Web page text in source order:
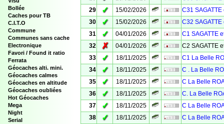
Bollée
Caches pour TB
C.I.T.O
Commune
Communes sans cache
Electronique
Favori / Found it ratio
Ferrata
Géocaches alti. mini.
Géocaches calmes
Géocaches en altitude
Géocaches oubliées
Hot Géocaches
Mega
Night
Serial
29
✓ 15/02/2026
C31 SAGATTE
30
✓ 15/02/2026
C32 SAGATTE
31
✓ 04/01/2026
C1 SAGATTE
32
✗ 04/01/2026
C2 SAGATTE
33
✓ 18/11/2025
C1 La Belle
34
✓ 18/11/2025
C . La Belle
35
✓ 18/11/2025
C La Belle
36
✓ 18/11/2025
C. La Belle
37
✓ 18/11/2025
C La Belle
38
✓ 18/11/2025
C La Belle